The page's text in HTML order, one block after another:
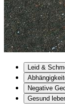
Leid &
Negative
Gesund